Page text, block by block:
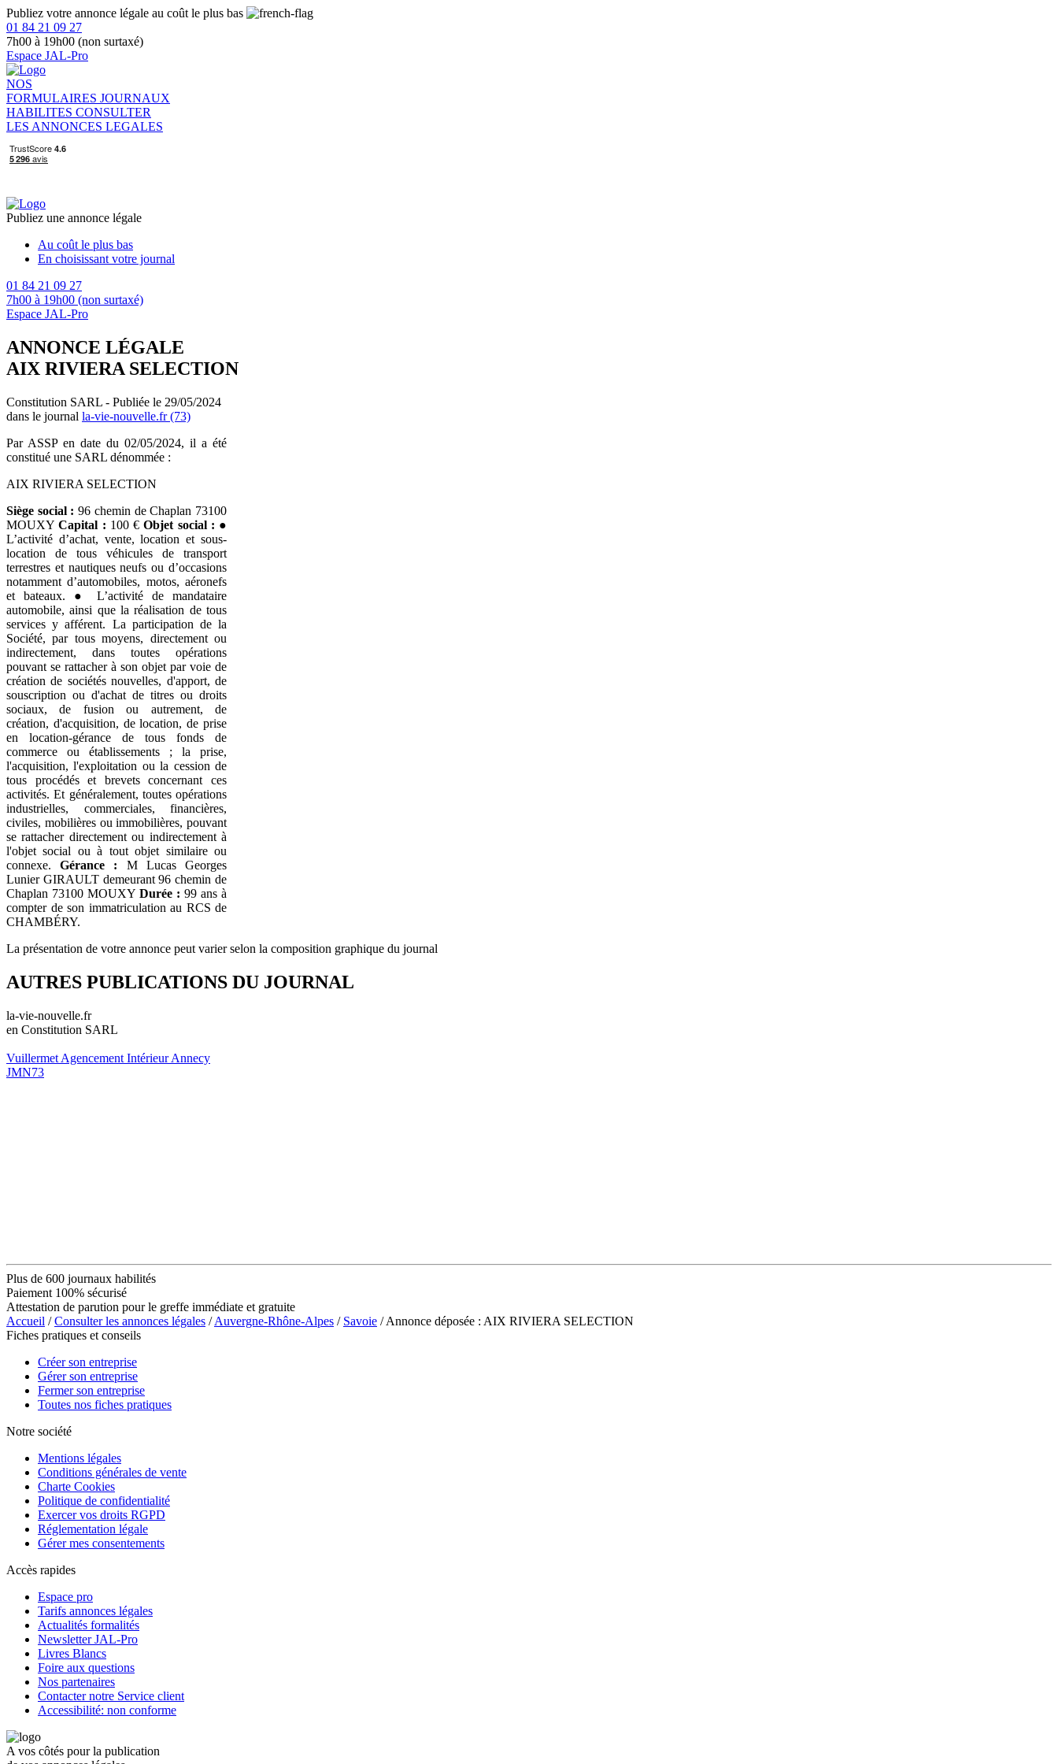
Publiez votre annonce légale au coût le plus bas
01 84 21 09 27
7h00 à 19h00 (non surtaxé)
Espace JAL-Pro
NOS
FORMULAIRES JOURNAUX
HABILITES CONSULTER
LES ANNONCES LEGALES
Publiez une annonce légale
Au coût le plus bas
En choisissant votre journal
01 84 21 09 27
7h00 à 19h00 (non surtaxé)
Espace JAL-Pro
ANNONCE LÉGALE
AIX RIVIERA SELECTION
Constitution SARL - Publiée le 29/05/2024
dans le journal la-vie-nouvelle.fr (73)
Par ASSP en date du 02/05/2024, il a été
constitué une SARL dénommée :
AIX RIVIERA SELECTION
Siège social : 96 chemin de Chaplan 73100
MOUXYCapital : 100 €Objet social : ●
L’activité d’achat, vente, location et sous-
location de tous véhicules de transport
terrestres et nautiques neufs ou d’occasions
notamment d’automobiles, motos, aéronefs
et bateaux. ● L’activité de mandataire
automobile, ainsi que la réalisation de tous
services y afférent. La participation de la
Société, par tous moyens, directement ou
indirectement, dans toutes opérations
pouvant se rattacher à son objet par voie de
création de sociétés nouvelles, d'apport, de
souscription ou d'achat de titres ou droits
sociaux, de fusion ou autrement, de
création, d'acquisition, de location, de prise
en location-gérance de tous fonds de
commerce ou établissements ; la prise,
l'acquisition, l'exploitation ou la cession de
tous procédés et brevets concernant ces
activités. Et généralement, toutes opérations
industrielles, commerciales, financières,
civiles, mobilières ou immobilières, pouvant
se rattacher directement ou indirectement à
l'objet social ou à tout objet similaire ou
connexe.Gérance : M Lucas Georges
Lunier GIRAULT demeurant 96 chemin de
Chaplan 73100 MOUXY Durée : 99 ans à
compter de son immatriculation au RCS de
CHAMBÉRY.
La présentation de votre annonce peut varier selon la composition graphique du journal
AUTRES PUBLICATIONS DU JOURNAL
la-vie-nouvelle.fr
en Constitution SARL
Vuillermet Agencement Intérieur Annecy
JMN73
Plus de 600 journaux habilités
Paiement 100% sécurisé
Attestation de parution pour le greffe immédiate et gratuite
Accueil /Consulter les annonces légales /Auvergne-Rhône-Alpes / Savoie / Annonce déposée : AIX RIVIERA SELECTION
Fiches pratiques et conseils
Créer son entreprise
Gérer son entreprise
Fermer son entreprise
Toutes nos fiches pratiques
Notre société
Mentions légales
Conditions générales de vente
Charte Cookies
Politique de confidentialité
Exercer vos droits RGPD
Réglementation légale
Gérer mes consentements
Accès rapides
Espace pro
Tarifs annonces légales
Actualités formalités
Newsletter JAL-Pro
Livres Blancs
Foire aux questions
Nos partenaires
Contacter notre Service client
Accessibilité: non conforme
A vos côtés pour la publication